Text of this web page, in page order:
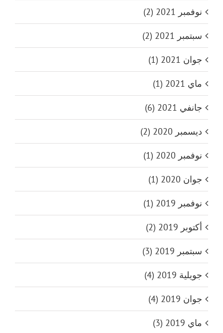
نوفمبر 2021 (2)
سبتمبر 2021 (2)
جوان 2021 (1)
ماي 2021 (1)
جانفي 2021 (6)
ديسمبر 2020 (2)
نوفمبر 2020 (1)
جوان 2020 (1)
نوفمبر 2019 (1)
أكتوبر 2019 (2)
سبتمبر 2019 (3)
جويلية 2019 (4)
جوان 2019 (4)
ماي 2019 (3)